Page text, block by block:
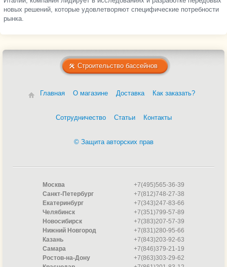
новых решений, которые удовлетворяют специфические потребности
рынка.
Строительство бассейнов
Главная О магазине Доставка Как заказать?
Сотрудничество Статьи Контакты
© Защита авторских прав
Москва
+7(495)565-36-39
Санкт-Петербург
+7(812)748-27-38
Екатеринбург
+7(343)247-83-66
Челябинск
+7(351)799-57-89
Новосибирск
+7(383)207-57-39
Нижний Новгород
+7(831)280-95-66
Казань
+7(843)203-92-63
Самара
+7(846)379-21-19
Ростов-на-Дону
+7(863)303-29-62